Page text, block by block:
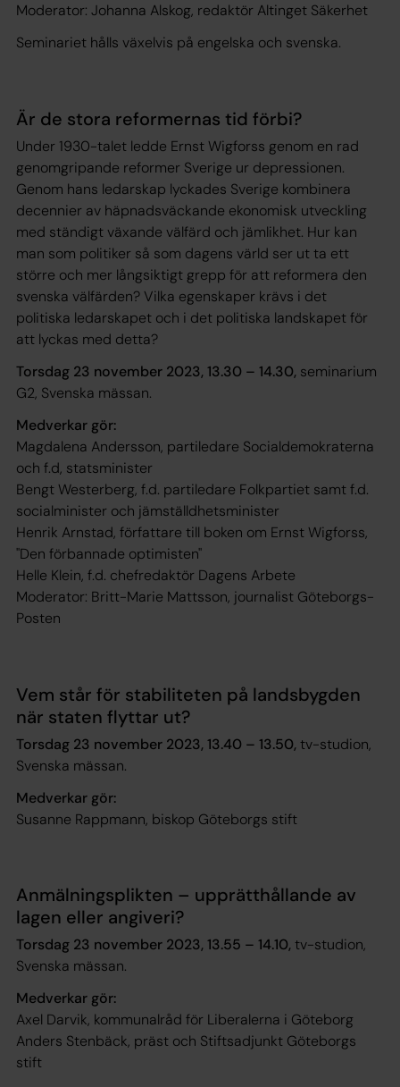
Moderator: Johanna Alskog, redaktör Altinget Säkerhet
Seminariet hålls växelvis på engelska och svenska.
Är de stora reformernas tid förbi?
Under 1930-talet ledde Ernst Wigforss genom en rad
genomgripande reformer Sverige ur depressionen.
Genom hans ledarskap lyckades Sverige kombinera
decennier av häpnadsväckande ekonomisk utveckling
med ständigt växande välfärd och jämlikhet. Hur kan
man som politiker så som dagens värld ser ut ta ett
större och mer långsiktigt grepp för att reformera den
svenska välfärden? Vilka egenskaper krävs i det
politiska ledarskapet och i det politiska landskapet för
att lyckas med detta?
Torsdag 23 november 2023, 13.30 – 14.30, seminarium
G2, Svenska mässan.
Medverkar gör:
Magdalena Andersson, partiledare Socialdemokraterna
och f.d, statsminister
Bengt Westerberg, f.d. partiledare Folkpartiet samt f.d.
socialminister och jämställdhetsminister
Henrik Arnstad, författare till boken om Ernst Wigforss,
"Den förbannade optimisten"
Helle Klein, f.d. chefredaktör Dagens Arbete
Moderator: Britt-Marie Mattsson, journalist Göteborgs-
Posten
Vem står för stabiliteten på landsbygden
när staten flyttar ut?
Torsdag 23 november 2023, 13.40 – 13.50,tv-studion,
Svenska mässan.
Medverkar gör:
Susanne Rappmann, biskop Göteborgs stift
Anmälningsplikten – upprätthållande av
lagen eller angiveri?
Torsdag 23 november 2023, 13.55 – 14.10,tv-studion,
Svenska mässan.
Medverkar gör:
Axel Darvik, kommunalråd för Liberalerna i Göteborg
Anders Stenbäck, präst och Stiftsadjunkt Göteborgs
stift